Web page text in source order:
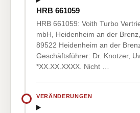
HRB 661059
HRB 661059: Voith Turbo
mbH, Heidenheim an der
89522 Heidenheim an der
Geschäftsführer: Dr. Knotzer,
*XX.XX.XXXX. Nicht …
VERÄNDERUNGEN